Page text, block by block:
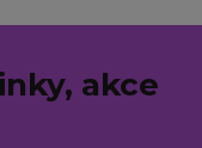
akce